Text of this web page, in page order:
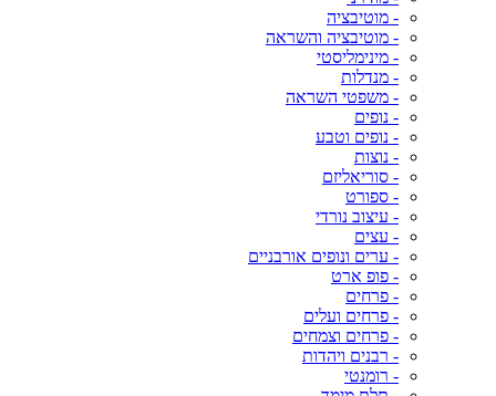
- מוטיבציה
- מוטיבציה והשראה
- מינימליסטי
- מנדלות
- משפטי השראה
- נופים
- נופים וטבע
- נוצות
- סוריאליזם
- ספורט
- עיצוב נורדי
- עצים
- ערים ונופים אורבניים
- פופ ארט
- פרחים
- פרחים ועלים
- פרחים וצמחים
- רבנים ויהדות
- רומנטי